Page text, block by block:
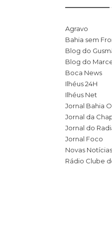
Agravo
Bahia sem
Blog do
Blog do
Boca News
Ilhéus 24H
Ilhéus Net
Jornal Bahia
Jornal da
Jornal do
Jornal Foco
Novas Notícias
Rádio Clube